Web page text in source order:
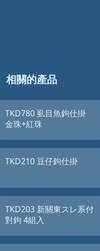
相關的產品
TKD780 虱目魚鉤仕掛
金珠+紅珠
TKD210 豆仔鉤仕掛
TKD203 新關東スレ系付
對鉤 4組入